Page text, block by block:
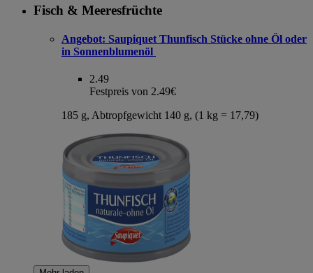
Fisch & Meeresfrüchte
Angebot: Saupiquet Thunfisch Stücke ohne Öl oder
in Sonnenblumenöl
2.49
Festpreis von 2.49€
185 g, Abtropfgewicht 140 g, (1 kg = 17,79)